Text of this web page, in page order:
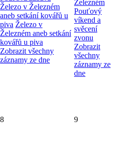
Železo v Železném
aneb setkání kovářů u
piva Železo v
Železném aneb setkání
kovářů u piva
Zobrazit všechny
záznamy ze dne
Železném
Pouťový
víkend a
svěcení
zvonu
Zobrazit
všechny
záznamy ze
dne
8 9